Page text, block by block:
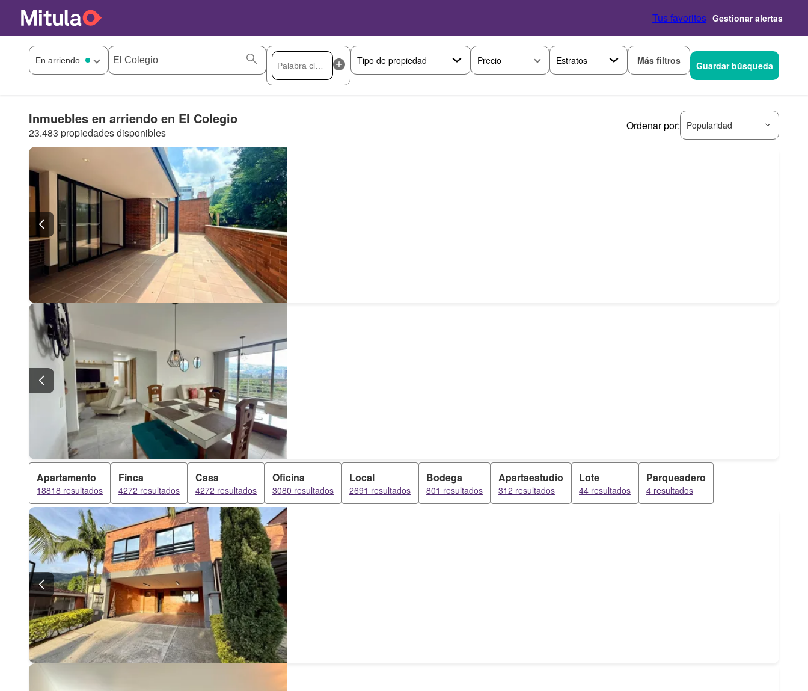
Tus favoritos Gestionar alertas
Precio Más filtros Guardar búsqueda
Inmuebles en arriendo en El Colegio
23.483 propiedades disponibles
Ordenar por: Popularidad
Apartamento
18818 resultados
Finca
4272 resultados
Casa
4272 resultados
Oficina
3080 resultados
Local
2691 resultados
Bodega
801 resultados
Apartaestudio
312 resultados
Lote
44 resultados
Parqueadero
4 resultados